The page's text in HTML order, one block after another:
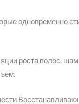
одновременно
роста волос,